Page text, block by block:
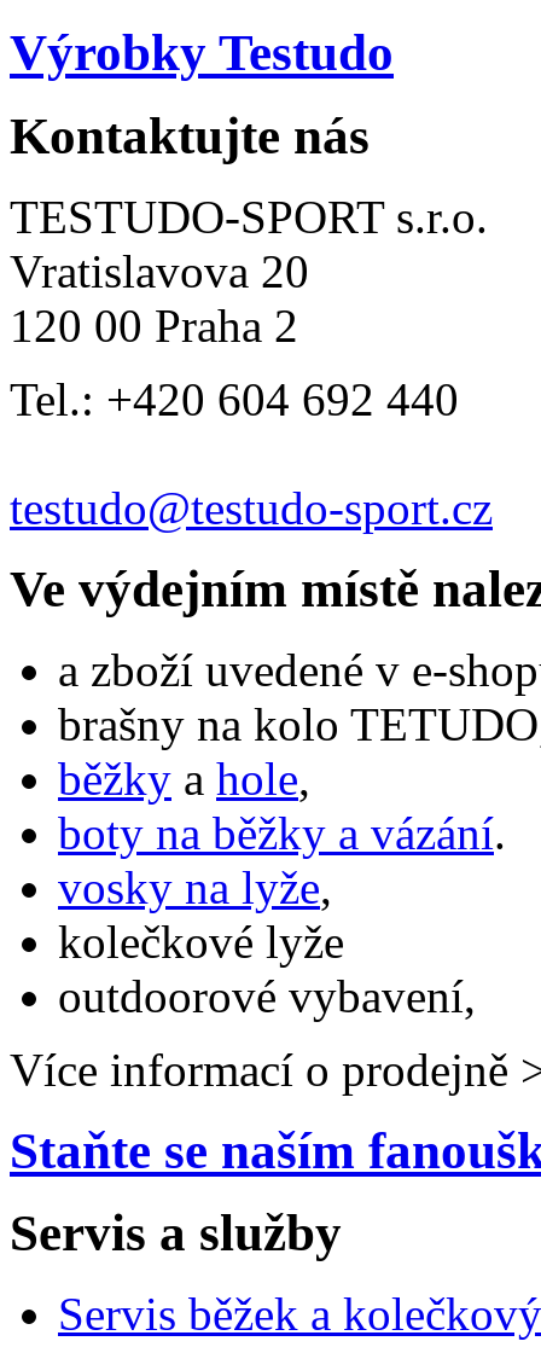
Výrobky Testudo
Kontaktujte nás
TESTUDO-SPORT s.r.o.
Vratislavova 20
120 00 Praha 2
Tel.: +420 604 692 440
testudo@testudo-sport.cz
Ve výdejním místě
a zboží uvedené v e-
brašny na kolo
běžky a hole,
boty na běžky a vázání.
vosky na lyže,
kolečkové lyže
outdoorové vybavení,
Více informací o prodejně
Staňte se naším
Servis a služby
Servis běžek a